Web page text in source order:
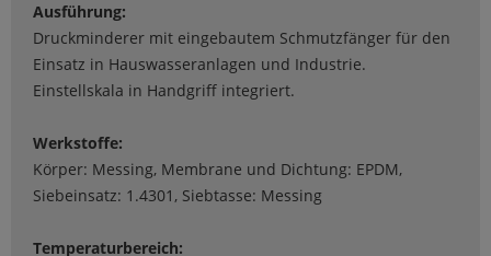
Ausführung:
Druckminderer mit eingebautem Schmutzfänger für den
Einsatz in Hauswasseranlagen und Industrie.
Einstellskala in Handgriff integriert.
Werkstoffe:
Körper: Messing, Membrane und Dichtung: EPDM,
Siebeinsatz: 1.4301, Siebtasse: Messing
Temperaturbereich: